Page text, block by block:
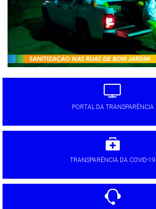
PORTAL DA TRANSPARÊNCIA
TRANSPARÊNCIA DA COVID-19